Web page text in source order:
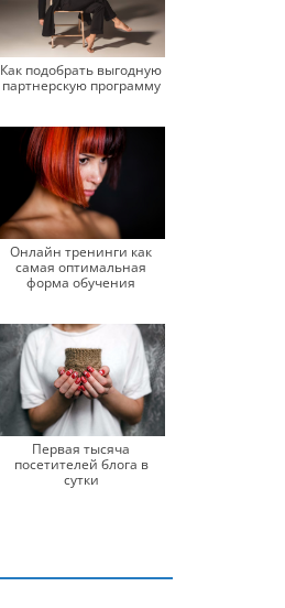
Как подобрать выгодную
партнерскую программу
Онлайн тренинги как
самая оптимальная
форма обучения
Первая тысяча
посетителей блога в
сутки